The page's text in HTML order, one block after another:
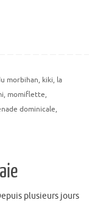
morbihan, kiki, la
, momiflette,
dominicale,
plusieurs jours